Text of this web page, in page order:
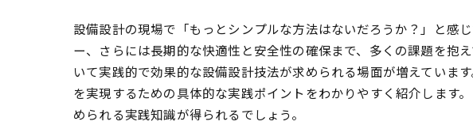
設備設計の現場で「もっとシンプルな方法はないだろうか？」と感
ー、さらには長期的な快適性と安全性の確保まで、多くの課題を抱
いて実践的で効果的な設備設計技法が求められる場面が増えていま
を実現するための具体的な実践ポイントをわかりやすく紹介します
められる実践知識が得られるでしょう。